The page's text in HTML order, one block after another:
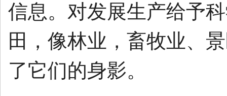
信息。对发展生产给予
田，像林业，畜牧业、
了它们的身影。